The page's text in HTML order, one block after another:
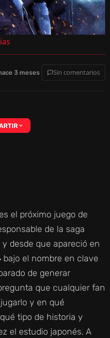
3 meses Sin comentarios
es el próximo juego de
de la saga
y desde que apareció en
bajo el nombre en clave
de generar
que cualquier fan
y en qué
tipo de historia y
el estudio japonés. A